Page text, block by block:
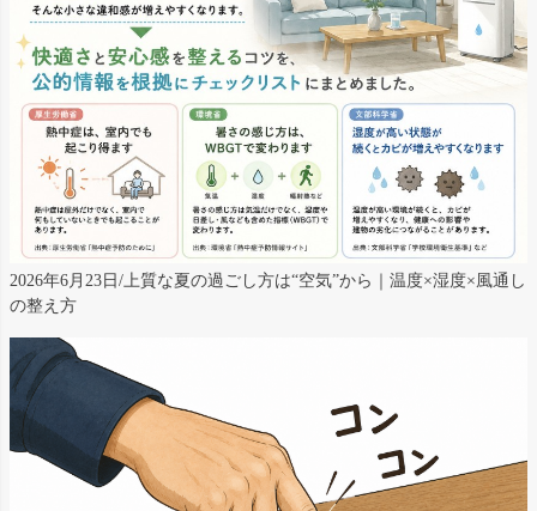
2026年6月23日/上質な夏の過ごし方は“空気”から｜温度×湿度×風通し
の整え方